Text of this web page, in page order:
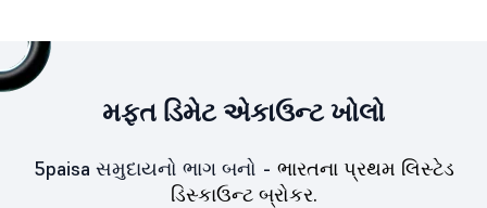
મફત ડિમેટ એકાઉન્ટ ખોલો
5paisa સમુદાયનો ભાગ બનો - ભારતના પ્રથમ લિસ્ટેડ
ડિસ્કાઉન્ટ બ્રોકર.